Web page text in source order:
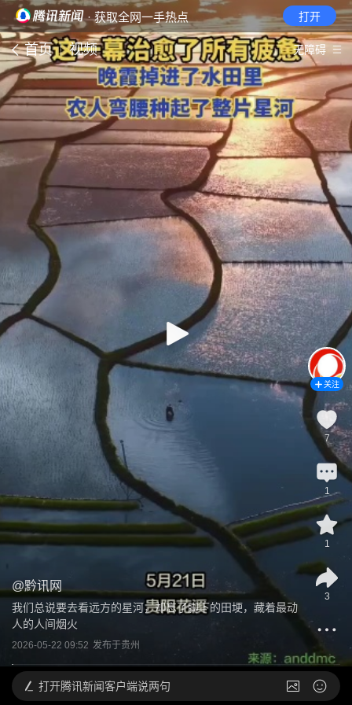
· 获取全网一手热点 打开
首页 视频 无障碍
@黔讯网
我们总说要去看远方的星河，却忘了脚下的田埂，藏着最动
人的人间烟火
2026-05-22 09:52 发布于贵州
关注
7
1
1
3
打开腾讯新闻客户端说两句